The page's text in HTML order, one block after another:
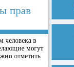
прав
человека в
могут
отметить